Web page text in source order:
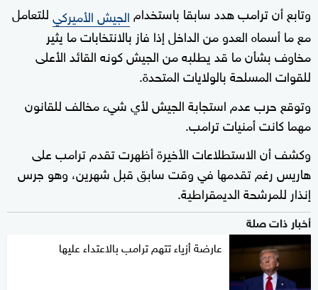
وتابع أن ترامب هدد سابقا باستخدام الجيش الأميركيللتعامل
مع ما أسماه العدو من الداخل إذا فاز بالانتخابات ما يثير
مخاوف بشأن ما قد يطلبه من الجيش كونه القائد الأعلى
للقوات المسلحة بالولايات المتحدة.
وتوقع حرب عدم استجابة الجيش لأي شيء مخالف للقانون
مهما كانت أمنيات ترامب.
وكشف أن الاستطلاعات الأخيرة أظهرت تقدم ترامب على
هاريس رغم تقدمها في وقت سابق قبل شهرين، وهو جرس
إنذار للمرشحة الديمقراطية.
أخبار ذات صلة
عارضة أزياء تتهم ترامب بالاعتداء عليها